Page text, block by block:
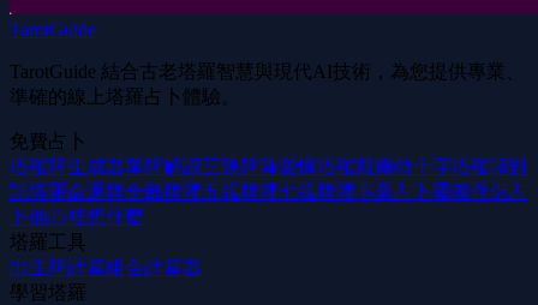
TarotGuide
TarotGuide 結合古老塔羅智慧與現代AI技術，為您提供專業、
準確的線上塔羅占卜體驗。
免費占卜
塔羅牌生成器單牌解讀三張牌陣愛情塔羅凱爾特十字塔羅師對
話塔羅命運牌全部牌陣五張牌陣七張牌陣事業占卜靈魂伴侶占
卜他心裡想什麼
塔羅工具
出生牌計算組合計算器
學習塔羅